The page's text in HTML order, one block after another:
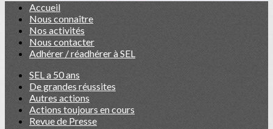
Accueil
Nous connaître
Nos activités
Nous contacter
Adhérer / réadhérer à SEL
SEL a 50 ans
De grandes réussites
Autres actions
Actions toujours en cours
Revue de Presse